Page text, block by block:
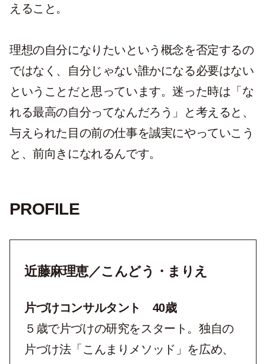
えること。
理想の自分になりたいという概念を否定するの
ではなく、自分じゃない誰かになる必要はない
ということだと思っています。迷った時は「な
れる最高の自分ってなんだろう」と考えると、
与えられた目の前の仕事を誠実にやっていこう
と、前向きになれるんです。
PROFILE
近藤麻理恵／こんどう・まりえ
片づけコンサルタント 40歳
５歳で片づけの研究をスタート。独自の
片づけ法「こんまりメソッド」を広め、